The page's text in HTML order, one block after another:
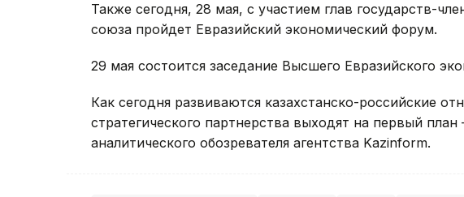
Также сегодня, 28 мая, с участием глав государств-
союза пройдет Евразийский экономический форум.
29 мая состоится заседание Высшего Евразийского
Как сегодня развиваются казахстанско-российские
стратегического партнерства выходят на первый
аналитического обозревателя агентства Kazinform.